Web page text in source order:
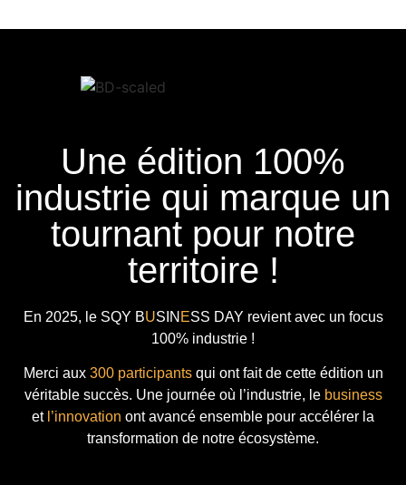
Une édition 100%
industrie qui marque un
tournant pour notre
territoire !
En 2025, le SQY BUSIN ESS DAY revient avec un focus
100% industrie !
Merci aux 300 participantsqui ont fait de cette édition un
véritable succès. Une journée où l’industrie, le business
et l’innovation ont avancé ensemble pour accélérer la
transformation de notre écosystème.